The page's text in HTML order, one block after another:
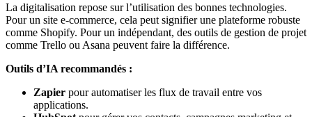
La digitalisation repose sur l’utilisation des bonnes technologies.
Pour un site e-commerce, cela peut signifier une plateforme robuste
comme Shopify. Pour un indépendant, des outils de gestion de projet
comme Trello ou Asana peuvent faire la différence.
Outils d’IA recommandés :
Zapier pour automatiser les flux de travail entre vos
applications.